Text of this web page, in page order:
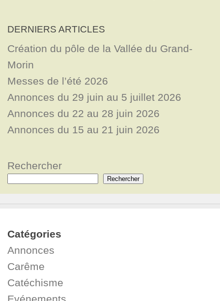
DERNIERS ARTICLES
Création du pôle de la Vallée du Grand-
Morin
Messes de l’été 2026
Annonces du 29 juin au 5 juillet 2026
Annonces du 22 au 28 juin 2026
Annonces du 15 au 21 juin 2026
Rechercher
Rechercher
Catégories
Annonces
Carême
Catéchisme
Evénements